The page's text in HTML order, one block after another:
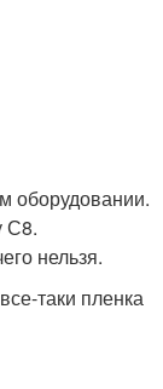
оборудовании.
С8.
нельзя.
таки пленка